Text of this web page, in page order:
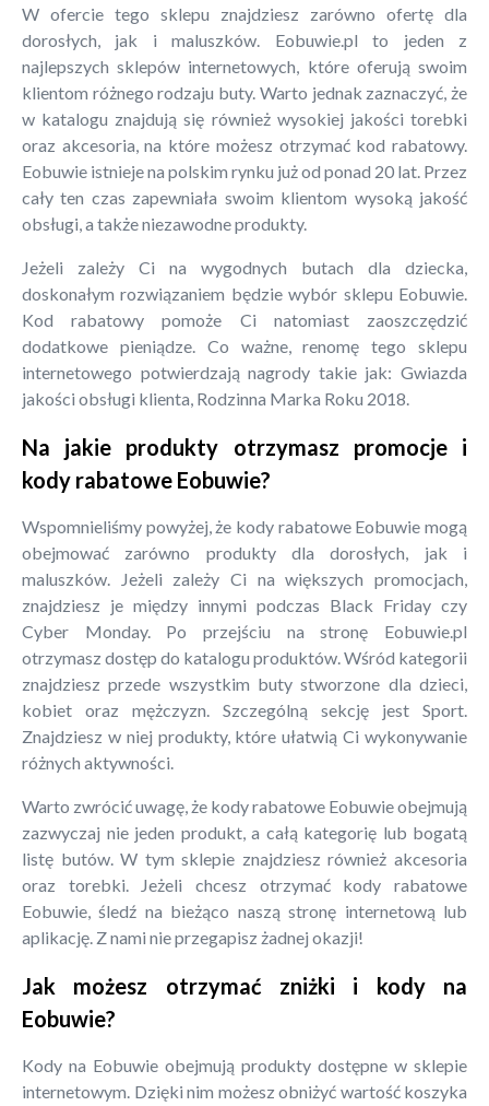
W ofercie tego sklepu znajdziesz zarówno ofertę dla
dorosłych, jak i maluszków. Eobuwie.pl to jeden z
najlepszych sklepów internetowych, które oferują swoim
klientom różnego rodzaju buty. Warto jednak zaznaczyć, że
w katalogu znajdują się również wysokiej jakości torebki
oraz akcesoria, na które możesz otrzymać kod rabatowy.
Eobuwie istnieje na polskim rynku już od ponad 20 lat. Przez
cały ten czas zapewniała swoim klientom wysoką jakość
obsługi, a także niezawodne produkty.
Jeżeli zależy Ci na wygodnych butach dla dziecka,
doskonałym rozwiązaniem będzie wybór sklepu Eobuwie.
Kod rabatowy pomoże Ci natomiast zaoszczędzić
dodatkowe pieniądze. Co ważne, renomę tego sklepu
internetowego potwierdzają nagrody takie jak: Gwiazda
jakości obsługi klienta, Rodzinna Marka Roku 2018.
Na jakie produkty otrzymasz promocje i
kody rabatowe Eobuwie?
Wspomnieliśmy powyżej, że kody rabatowe Eobuwie mogą
obejmować zarówno produkty dla dorosłych, jak i
maluszków. Jeżeli zależy Ci na większych promocjach,
znajdziesz je między innymi podczas Black Friday czy
Cyber Monday. Po przejściu na stronę Eobuwie.pl
otrzymasz dostęp do katalogu produktów. Wśród kategorii
znajdziesz przede wszystkim buty stworzone dla dzieci,
kobiet oraz mężczyzn. Szczególną sekcję jest Sport.
Znajdziesz w niej produkty, które ułatwią Ci wykonywanie
różnych aktywności.
Warto zwrócić uwagę, że kody rabatowe Eobuwie obejmują
zazwyczaj nie jeden produkt, a całą kategorię lub bogatą
listę butów. W tym sklepie znajdziesz również akcesoria
oraz torebki. Jeżeli chcesz otrzymać kody rabatowe
Eobuwie, śledź na bieżąco naszą stronę internetową lub
aplikację. Z nami nie przegapisz żadnej okazji!
Jak możesz otrzymać zniżki i kody na
Eobuwie?
Kody na Eobuwie obejmują produkty dostępne w sklepie
internetowym. Dzięki nim możesz obniżyć wartość koszyka